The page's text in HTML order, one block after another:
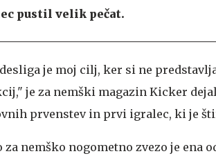
pustil velik pečat.
je moj cilj, ker si ne
je za nemški magazin Kicker
prvenstev in prvi igralec, ki je
za nemško nogometno zvezo je